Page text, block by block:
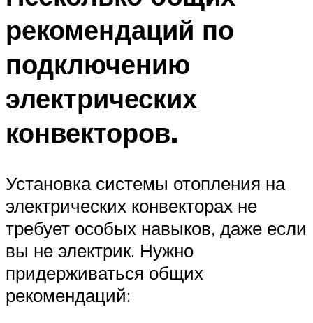
рекомендаций по
подключению
электрических
конвекторов.
Установка системы отопления на
электрических конвекторах не
требует особых навыков, даже если
вы не электрик. Нужно
придерживаться общих
рекомендаций: